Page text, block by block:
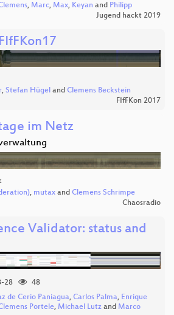
, Marc, Max, Keyan and Philipp
Jugend hackt 2019
, Stefan Hügel and Clemens Beckstein
FIfFKon 2017
im Netz
, mutax and Clemens Schrimpe
Chaosradio
Validator: status and
28
48
de Cerio Paniagua, Carlos Palma, Enrique
Portele, Michael Lutz and Marco